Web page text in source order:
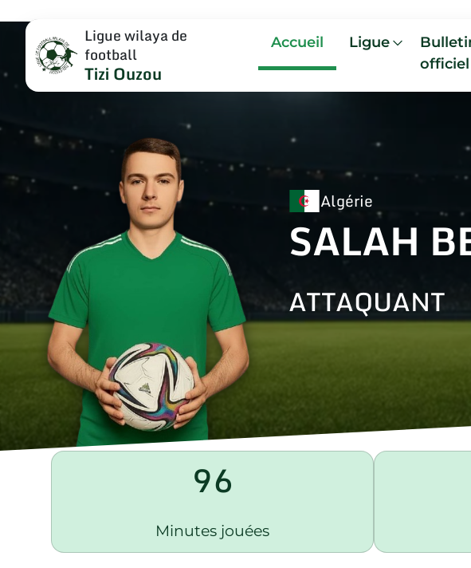
Ligue wilaya de
football
Tizi Ouzou
Accueil Ligue
officiel
Algérie
SALAH
ATTAQUANT
96
Minutes jouées